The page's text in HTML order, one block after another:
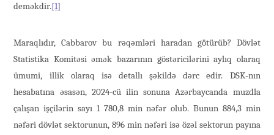
deməkdir.[1]
Maraqlıdır, Cabbarov bu rəqəmləri haradan götürüb? Dövlət
Statistika Komitəsi əmək bazarının göstəricilərini aylıq olaraq
ümumi, illik olaraq isə detallı şəkildə dərc edir. DSK-nın
hesabatına əsasən, 2024-cü ilin sonuna Azərbaycanda muzdla
çalışan işçilərin sayı 1 780,8 min nəfər olub. Bunun 884,3 min
nəfəri dövlət sektorunun, 896 min nəfəri isə özəl sektorun payına